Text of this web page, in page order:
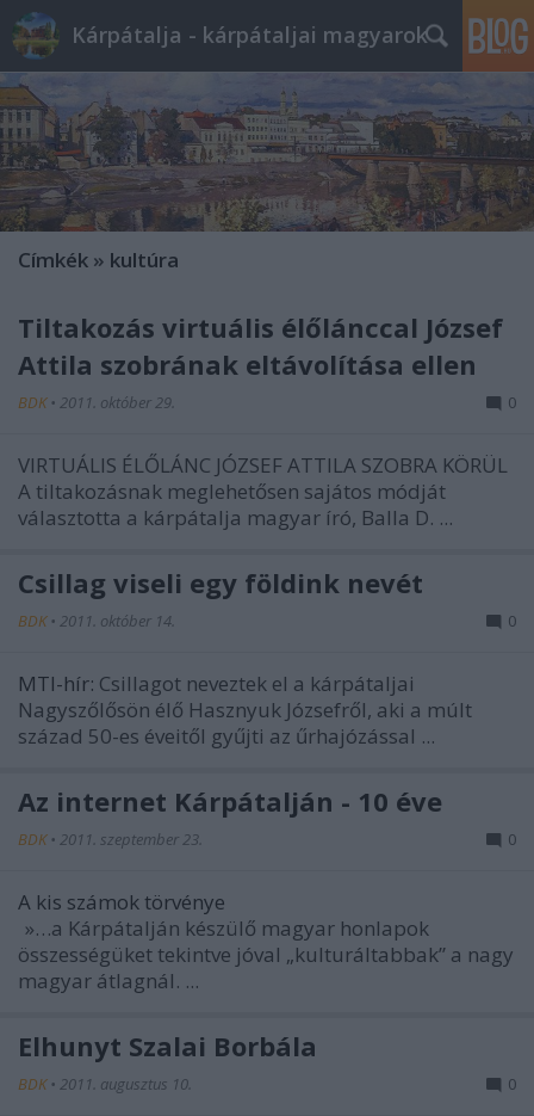
Kárpátalja - kárpátaljai magyarok
Címkék » kultúra
Tiltakozás virtuális élőlánccal József
Attila szobrának eltávolítása ellen
BDK • 2011. október 29. 0
VIRTUÁLIS ÉLŐLÁNC JÓZSEF ATTILA SZOBRA KÖRÜL
A tiltakozásnak meglehetősen sajátos módját
választotta a kárpátalja magyar író, Balla D. ...
Csillag viseli egy földink nevét
BDK • 2011. október 14. 0
MTI-hír: Csillagot neveztek el a kárpátaljai
Nagyszőlősön élő Hasznyuk Józsefről, aki a múlt
század 50-es éveitől gyűjti az űrhajózással ...
Az internet Kárpátalján - 10 éve
BDK • 2011. szeptember 23. 0
A kis számok törvénye
»…a Kárpátalján készülő magyar honlapok
összességüket tekintve jóval „kulturáltabbak” a nagy
magyar átlagnál. ...
Elhunyt Szalai Borbála
BDK • 2011. augusztus 10. 0